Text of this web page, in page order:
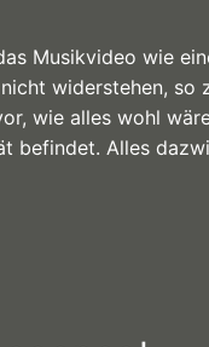
Musikvideo wie
widerstehen,
wie alles wohl
befindet. Alles